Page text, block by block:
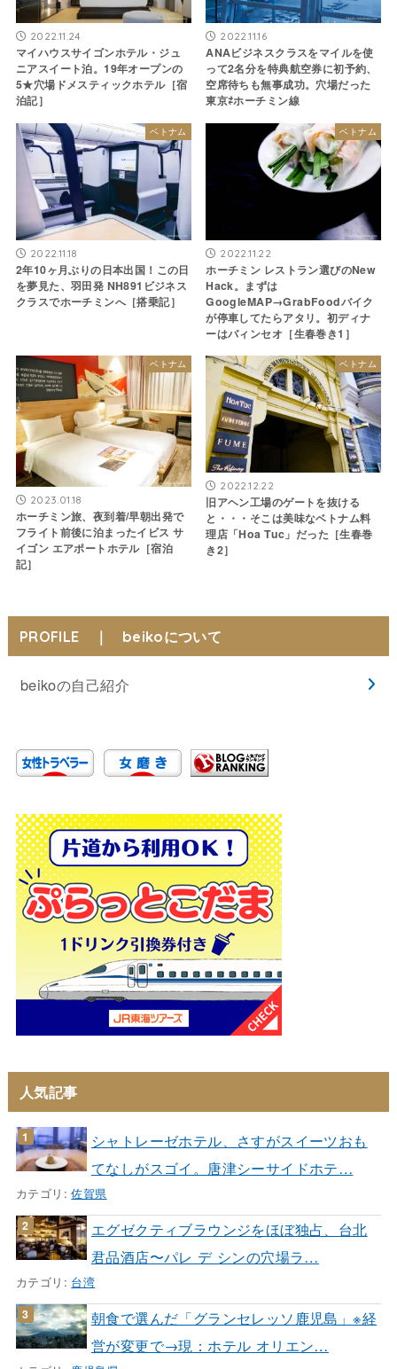
2022.11.24
マイハウスサイゴンホテル・ジュ
ニアスイート泊。19年オープンの
5★穴場ドメスティックホテル［宿
泊記］
2022.11.16
ANAビジネスクラスをマイルを使
って2名分を特典航空券に初予約、
空席待ちも無事成功。穴場だった
東京⇄ホーチミン線
ベトナム
2022.11.18
2年10ヶ月ぶりの日本出国！この日
を夢見た、羽田発 NH891ビジネス
クラスでホーチミンへ［搭乗記］
ベトナム
2022.11.22
ホーチミン レストラン選びのNew
Hack。まずは
GoogleMAP→GrabFoodバイク
が停車してたらアタリ。初ディナ
ーはバィンセオ［生春巻き1］
ベトナム
2023.01.18
ホーチミン旅、夜到着/早朝出発で
フライト前後に泊まったイビス サ
イゴン エアポートホテル［宿泊
記］
ベトナム
2022.12.22
旧アヘン工場のゲートを抜ける
と・・・そこは美味なベトナム料
理店「Hoa Tuc」だった［生春巻
き2］
PROFILE ｜ beikoについて
beikoの自己紹介
人気記事
シャトレーゼホテル、さすがスイーツおも
てなしがスゴイ。唐津シーサイドホテ…
カテゴリ:佐賀県
エグゼクティブラウンジをほぼ独占、台北
君品酒店〜パレ デ シンの穴場ラ…
カテゴリ: 台湾
朝食で選んだ「グランセレッソ鹿児島」※経
営が変更で→現：ホテル オリエン…